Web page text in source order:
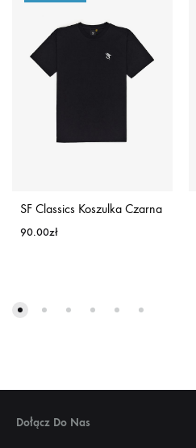
SF Classics Koszulka Czarna
90.00zł
Dołącz Do Nas